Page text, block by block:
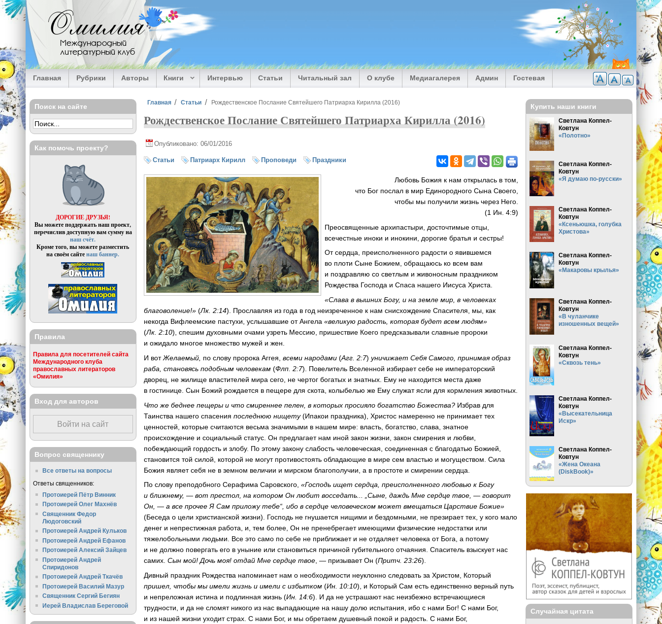
Перейти к основному содержанию
Омилия
Международный
литературный клуб
Главная Рубрики Авторы Книги Интервью Статьи Читальный зал О клубе Медиагалерея Админ Гостевая
Вы здесь
Главная Статьи Рождественское Послание Святейшего Патриарха Кирилла (2016)
Рождественское Послание Святейшего Патриарха Кирилла (2016)
Опубликовано: 06/01/2016
Статьи Патриарх Кирилл Проповеди Праздники
Любовь Божия к нам открылась в том,
что Бог послал в мир Единородного Сына Своего,
чтобы мы получили жизнь через Него.
(1 Ин. 4:9)
Преосвященные архипастыри, досточтимые отцы,
всечестные иноки и инокини, дорогие братья и сестры!
От сердца, преисполненного радости о явившемся
во плоти Сыне Божием, обращаюсь ко всем вам
и поздравляю со светлым и живоносным праздником
Рождества Господа и Спаса нашего Иисуса Христа.
«Слава в вышних Богу, и на земле мир, в человеках
благоволение!» (Лк. 2:14). Прославляя из года в год неизреченное к нам снисхождение Спасителя, мы, как
некогда Вифлеемские пастухи, услышавшие от Ангела«великую радость, которая будет всем людям»
(Лк. 2:10), спешим духовными очами узреть Мессию, пришествие Коего предсказывали славные пророки
и ожидало многое множество мужей и жен.
И вотЖелаемый, по слову пророка Аггея,всеми народами (Агг. 2:7)уничижает Себя Самого, принимая образ
раба, становясь подобным человекам(Флп. 2:7). Повелитель Вселенной избирает себе не императорский
дворец, не жилище властителей мира сего, не чертог богатых и знатных. Ему не находится места даже
в гостинице. Сын Божий рождается в пещере для скота, колыбелью же Ему служат ясли для кормления животных.
Что же беднее пещеры и что смиреннее пелен, в которых просияло богатство Божества? Избрав для
Таинства нашего спасенияпоследнюю нищету(Ипакои праздника), Христос намеренно не принимает тех
ценностей, которые считаются весьма значимыми в нашем мире: власть, богатство, слава, знатное
происхождение и социальный статус. Он предлагает нам иной закон жизни, закон смирения и любви,
побеждающий гордость и злобу. По этому закону слабость человеческая, соединенная с благодатью Божией,
становится той силой, которой не могут противостоять обладающие в мире сем властью и могуществом. Сила
Божия являет себя не в земном величии и мирском благополучии, а в простоте и смирении сердца.
По слову преподобного Серафима Саровского,«Господь ищет сердца, преисполненного любовью к Богу
и ближнему, — вот престол, на котором Он любит восседать... „Сыне, даждь Мне сердце твое, — говорит
Он, — а все прочее Я Сам приложу тебе“, ибо в сердце человеческом может вмещаться Царствие Божие»
(Беседа о цели христианской жизни). Господь не гнушается нищими и бездомными, не презирает тех, у кого мало
денег и непрестижная работа, и, тем более, Он не пренебрегает имеющими физические недостатки или
тяжелобольными людьми. Все это само по себе не приближает и не отдаляет человека от Бога, а потому
и не должно повергать его в уныние или становиться причиной губительного отчаяния. Спаситель взыскует нас
самих.Сын мой! Дочь моя! отдай Мне сердце твое, — призывает Он (Притч. 23:26).
Дивный праздник Рождества напоминает нам о необходимости неуклонно следовать за Христом, Который
пришел, чтобы мы имели жизнь и имели с избытком (Ин. 10:10), и Который Сам есть единственно верный путь
и непреложная истина и подлинная жизнь (Ин. 14:6). И да не устрашают нас неизбежно встречающиеся
трудности, и да не сломят никого из нас выпадающие на нашу долю испытания, ибо с нами Бог! С нами Бог,
и из нашей жизни уходит страх. С нами Бог, и мы обретаем душевный покой и радость. С нами Бог,
Поиск на сайте
Как помочь проекту?
ДОРОГИЕ ДРУЗЬЯ!
Вы можете поддержать наш проект,
перечислив доступную вам сумму на
наш счёт.
Кроме того, вы можете разместить
на своём сайтенаш баннер.
Правила
Правила для посетителей сайта
Международного клуба
православных литераторов
«Омилия»
Вход для авторов
Войти на сайт
Вопрос священнику
Все ответы на вопросы
Ответы священников:
Протоиерей Пётр Винник
Протоиерей Олег Махнёв
Священник Федор
Людоговский
Протоиерей Андрей Кульков
Протоиерей Андрей Ефанов
Протоиерей Алексий Зайцев
Протоиерей Андрей
Спиридонов
Протоиерей Андрей Ткачёв
Протоиерей Василий Мазур
Священник Сергий Бегиян
Иерей Владислав Береговой
Купить наши книги
Светлана Коппел-
Ковтун
«Полотно»
Светлана Коппел-
Ковтун
«Я думаю по-русски»
Светлана Коппел-
Ковтун
«Ксеньюшка, голубка
Христова»
Светлана Коппел-
Ковтун
«Макаровы крылья»
Светлана Коппел-
Ковтун
«В чуланчике
изношенных вещей»
Светлана Коппел-
Ковтун
«Сквозь тень»
Светлана Коппел-
Ковтун
«Высекательница
Искр»
Светлана Коппел-
Ковтун
«Жена Океана
(DiskBook)»
Случайная цитата